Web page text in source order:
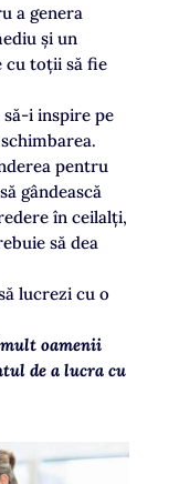
a genera
și un
cu toții să fie
i inspire pe
pentru
gândească
în ceilalți,
să dea
lucrezi cu o
oamenii
de a lucra cu